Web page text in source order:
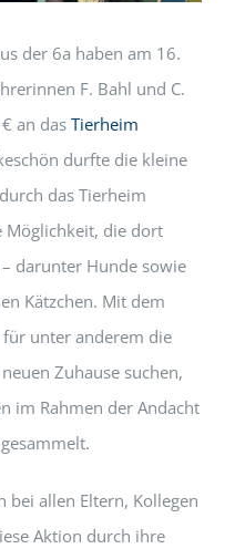
der 6a haben am 16.
F. Bahl und C.
an das Tierheim
durfte die kleine
das Tierheim
Möglichkeit, die dort
darunter Hunde sowie
Kätzchen. Mit dem
unter anderem die
Zuhause suchen,
im Rahmen der Andacht
bei allen Eltern, Kollegen
Aktion durch ihre